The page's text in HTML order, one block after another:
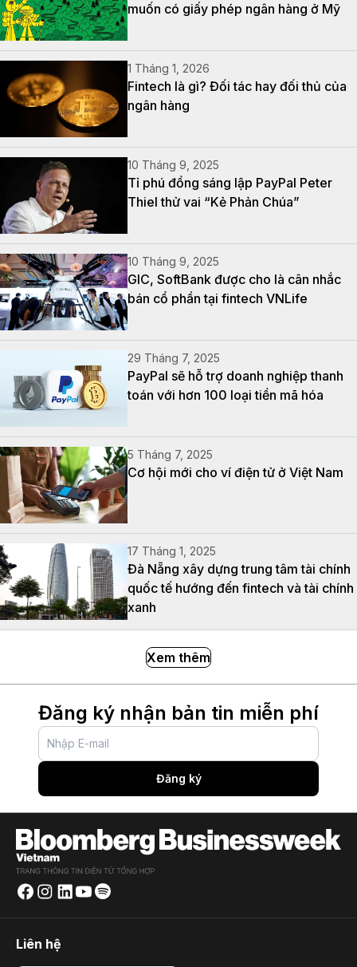
muốn có giấy phép ngân hàng ở Mỹ
1 Tháng 1, 2026
Fintech là gì? Đối tác hay đối thủ của
ngân hàng
10 Tháng 9, 2025
Tỉ phú đồng sáng lập PayPal Peter
Thiel thử vai “Kẻ Phản Chúa”
10 Tháng 9, 2025
GIC, SoftBank được cho là cân nhắc
bán cổ phần tại fintech VNLife
29 Tháng 7, 2025
PayPal sẽ hỗ trợ doanh nghiệp thanh
toán với hơn 100 loại tiền mã hóa
5 Tháng 7, 2025
Cơ hội mới cho ví điện tử ở Việt Nam
17 Tháng 1, 2025
Đà Nẵng xây dựng trung tâm tài chính
quốc tế hướng đến fintech và tài chính
xanh
Xem thêm
Đăng ký nhận bản tin miễn phí
Đăng ký
Liên hệ